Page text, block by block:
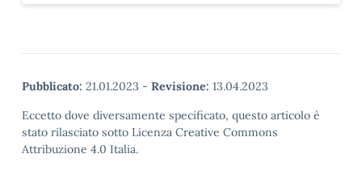
Pubblicato: 21.01.2023 - Revisione: 13.04.2023
Eccetto dove diversamente specificato, questo articolo è
stato rilasciato sotto Licenza Creative Commons
Attribuzione 4.0 Italia.